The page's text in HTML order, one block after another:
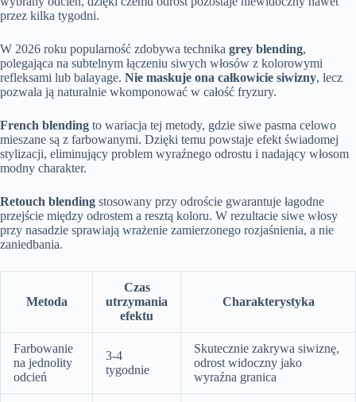
przez kilka tygodni.
W 2026 roku popularność zdobywa technika grey blending,
polegająca na subtelnym łączeniu siwych włosów z kolorowymi
refleksami lub balayage. Nie maskuje ona całkowicie siwizny, lecz
pozwala ją naturalnie wkomponować w całość fryzury.
French blending to wariacja tej metody, gdzie siwe pasma celowo
mieszane są z farbowanymi. Dzięki temu powstaje efekt świadomej
stylizacji, eliminujący problem wyraźnego odrostu i nadający włosom
modny charakter.
Retouch blending stosowany przy odroście gwarantuje łagodne
przejście między odrostem a resztą koloru. W rezultacie siwe włosy
przy nasadzie sprawiają wrażenie zamierzonego rozjaśnienia, a nie
zaniedbania.
Metoda
Czas
utrzymania
efektu
Charakterystyka
Farbowanie
na jednolity
odcień
3-4
tygodnie
Skutecznie zakrywa siwiznę,
odrost widoczny jako
wyraźna granica